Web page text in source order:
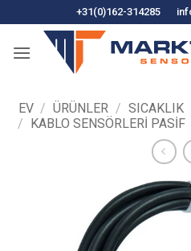
atla
+31(0)162-314285
EV / ÜRÜNLER / SICAKLIK
/ KABLO SENSÖRLERI PASIF